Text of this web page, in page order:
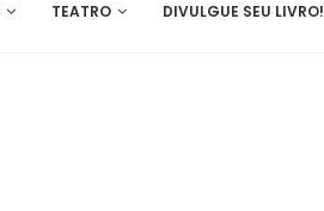
TEATRO DIVULGUE SEU LIVRO!